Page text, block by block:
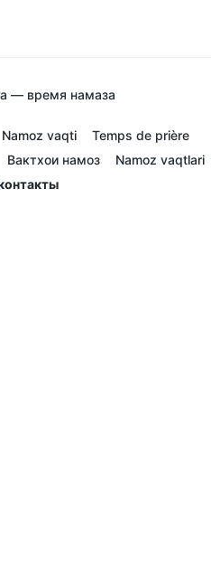
— время намаза
Namoz vaqti
Temps de prière
Вактхои намоз
Namoz vaqtlari